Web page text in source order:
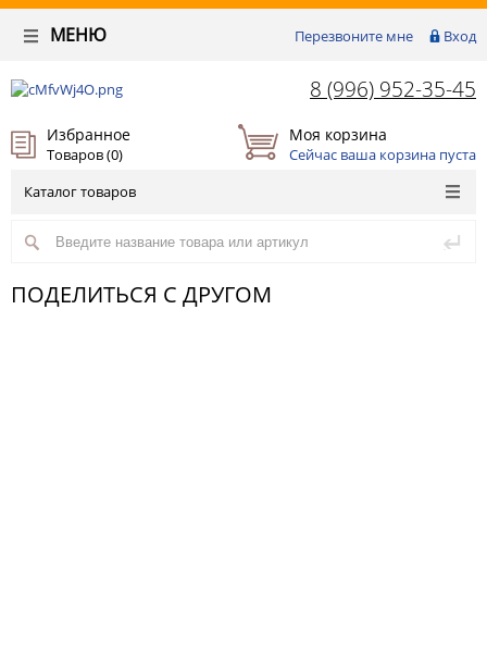
Перезвоните мне Вход
МЕНЮ
8 (996) 952-35-45
Избранное
Товаров (0)
Моя корзина
Сейчас ваша корзина пуста
Каталог товаров
ПОДЕЛИТЬСЯ С ДРУГОМ